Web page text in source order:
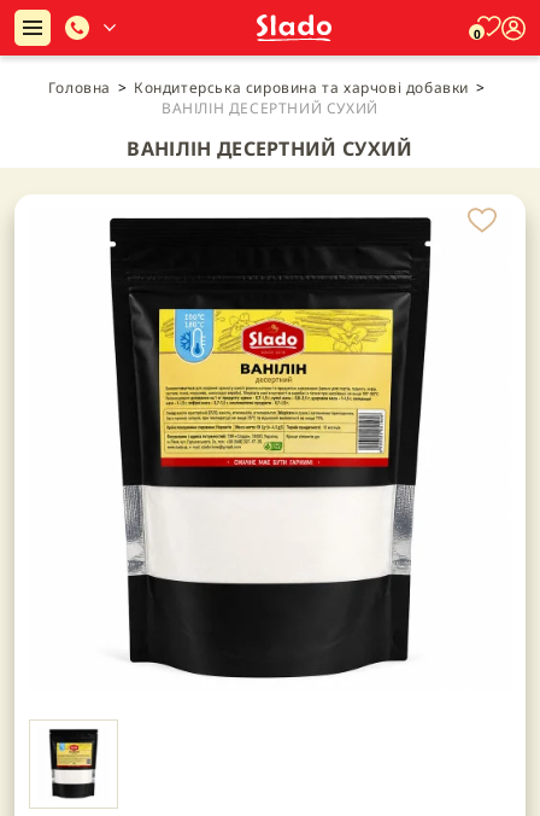
0
Головна > Кондитерська сировина та харчові добавки >
ВАНІЛІН ДЕСЕРТНИЙ СУХИЙ
ВАНІЛІН ДЕСЕРТНИЙ СУХИЙ